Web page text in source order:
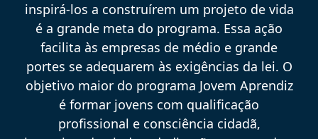
inspirá-los a construírem um projeto de vida
é a grande meta do programa. Essa ação
facilita às empresas de médio e grande
portes se adequarem às exigências da lei. O
objetivo maior do programa Jovem Aprendiz
é formar jovens com qualificação
profissional e consciência cidadã,